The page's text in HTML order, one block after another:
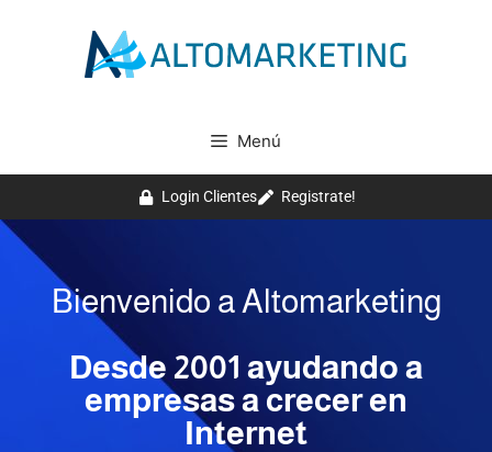
Menú
Login Clientes Registrate!
Bienvenido a Altomarketing
Desde 2001 ayudando a
empresas a crecer en
Internet